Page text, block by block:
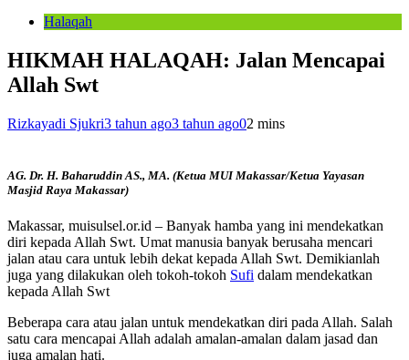
Halaqah
HIKMAH HALAQAH: Jalan Mencapai
Allah Swt
Rizkayadi Sjukri3 tahun ago3 tahun ago02 mins
AG. Dr. H. Baharuddin AS., MA. (Ketua MUI Makassar/Ketua Yayasan
Masjid Raya Makassar)
Makassar, muisulsel.or.id – Banyak hamba yang ini mendekatkan
diri kepada Allah Swt. Umat manusia banyak berusaha mencari
jalan atau cara untuk lebih dekat kepada Allah Swt. Demikianlah
juga yang dilakukan oleh tokoh-tokoh Sufi dalam mendekatkan
kepada Allah Swt
Beberapa cara atau jalan untuk mendekatkan diri pada Allah. Salah
satu cara mencapai Allah adalah amalan-amalan dalam jasad dan
juga amalan hati.